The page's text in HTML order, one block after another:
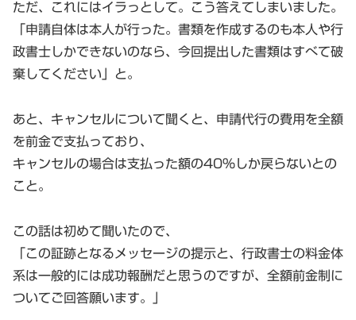
ただ、これにはイラっとして。こう答えてしまいました。
「申請自体は本人が行った。書類を作成するのも本人や行
政書士しかできないのなら、今回提出した書類はすべて破
棄してください」と。
あと、キャンセルについて聞くと、申請代行の費用を全額
を前金で支払っており、
キャンセルの場合は支払った額の40%しか戻らないとの
こと。
この話は初めて聞いたので、
「この証跡となるメッセージの提示と、行政書士の料金体
系は一般的には成功報酬だと思うのですが、全額前金制に
ついてご回答願います。」